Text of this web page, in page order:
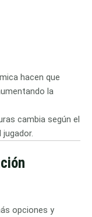
hacen que
la
cambia según el
opciones y